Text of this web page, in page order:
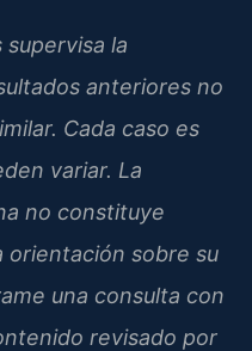
supervisa la
anteriores no
Cada caso es
variar. La
no constituye
orientación sobre su
una consulta con
revisado por